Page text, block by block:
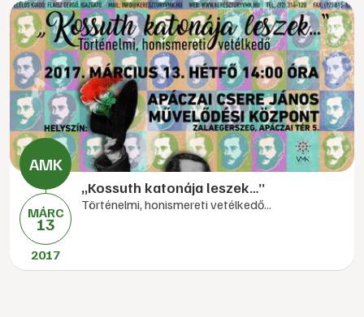
MÁRC
13
2017
„Kossuth katonája leszek…”
Történelmi, honismereti vetélkedő...